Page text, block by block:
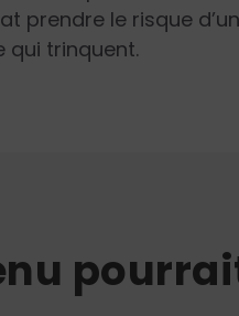
prendre le risque
qui trinquent.